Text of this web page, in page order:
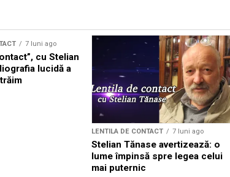
7 luni ago
cu Stelian
lucidă a
LENTILA DE CONTACT 7 luni ago
Stelian Tănase avertizează: o
lume împinsă spre legea celui
mai puternic